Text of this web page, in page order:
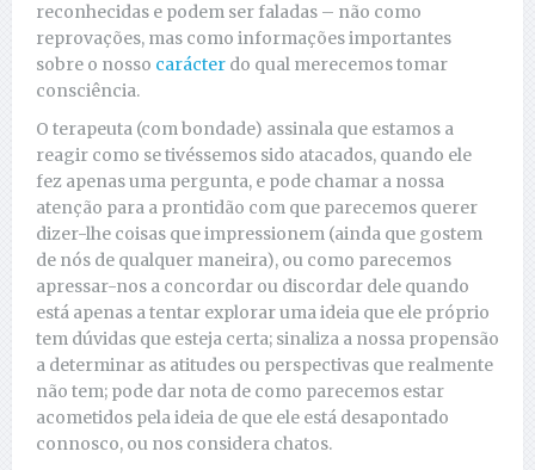
reconhecidas e podem ser faladas – não como
reprovações, mas como informações importantes
sobre o nosso carácter do qual merecemos tomar
consciência.
O terapeuta (com bondade) assinala que estamos a
reagir como se tivéssemos sido atacados, quando ele
fez apenas uma pergunta, e pode chamar a nossa
atenção para a prontidão com que parecemos querer
dizer-lhe coisas que impressionem (ainda que gostem
de nós de qualquer maneira), ou como parecemos
apressar-nos a concordar ou discordar dele quando
está apenas a tentar explorar uma ideia que ele próprio
tem dúvidas que esteja certa; sinaliza a nossa propensão
a determinar as atitudes ou perspectivas que realmente
não tem; pode dar nota de como parecemos estar
acometidos pela ideia de que ele está desapontado
connosco, ou nos considera chatos.